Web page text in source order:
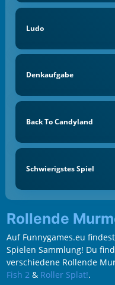
Ludo
Denkaufgabe
Back To Candyland
Schwierigstes Spiel
Rollende
Auf Funnygames.eu
Spielen Sammlung! Du
verschiedene Rollende
Fish 2 & Roller Splat!.